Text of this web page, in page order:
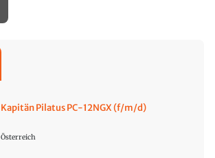
Kapitän Pilatus PC-12NGX (f/m/d)
Österreich